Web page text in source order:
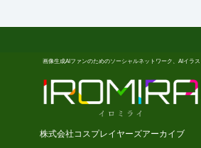
画像生成AIファンのためのソーシャルネットワーク、AIイラ
株式会社コスプレイヤーズアーカイブ